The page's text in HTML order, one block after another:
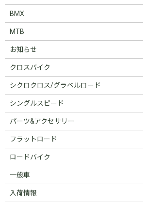
BMX
MTB
お知らせ
クロスバイク
シクロクロス/グラベルロード
シングルスピード
パーツ&アクセサリー
フラットロード
ロードバイク
一般車
入荷情報